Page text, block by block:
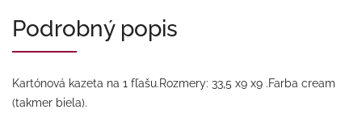
Podrobný popis
Kartónová kazeta na 1 fľašu.Rozmery: 33,5 x9 x9 .Farba cream
(takmer biela).